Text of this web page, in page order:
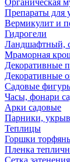
Органическая
Препараты для
Вермикулит и
Гидрогели
Ландшафтный,
Мраморная
Декоративные
Декоративные
Садовые
Часы, фонари
Арки садовые
Парники,
Теплицы
Горшки
Пленка
Сетка затенения